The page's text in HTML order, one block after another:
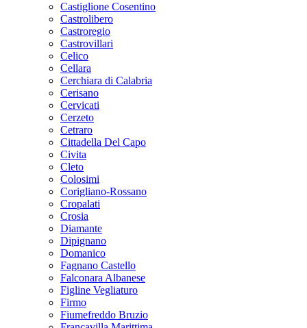
Castiglione Cosentino
Castrolibero
Castroregio
Castrovillari
Celico
Cellara
Cerchiara di Calabria
Cerisano
Cervicati
Cerzeto
Cetraro
Cittadella Del Capo
Civita
Cleto
Colosimi
Corigliano-Rossano
Cropalati
Crosia
Diamante
Dipignano
Domanico
Fagnano Castello
Falconara Albanese
Figline Vegliaturo
Firmo
Fiumefreddo Bruzio